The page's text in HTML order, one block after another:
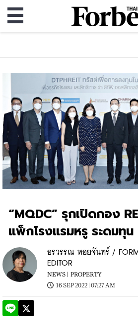
“MQDC” รุกเปิดกอง
แพ็กโรงแรมหรู ระดมทุ
อรวรรณ หอยจันทร์ /
EDITOR
NEWS | PROPERTY
16 SEP 2022 | 07:27 AM